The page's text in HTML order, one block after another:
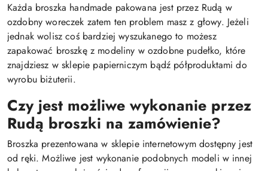
Każda broszka handmade pakowana jest przez Rudą w
ozdobny woreczek zatem ten problem masz z głowy. Jeżeli
jednak wolisz coś bardziej wyszukanego to możesz
zapakować broszkę z modeliny w ozdobne pudełko, które
znajdziesz w sklepie papierniczym bądź półproduktami do
wyrobu biżuterii.
Czy jest możliwe wykonanie przez
Rudą broszki na zamówienie?
Broszka prezentowana w sklepie internetowym dostępny jest
od ręki. Możliwe jest wykonanie podobnych modeli w innej